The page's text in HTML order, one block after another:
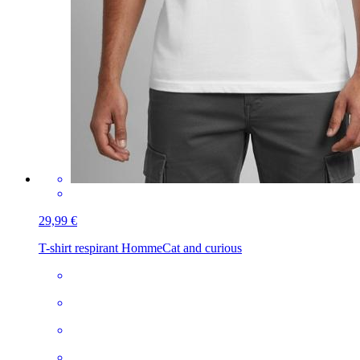
29,99 €
T-shirt respirant HommeCat and curious